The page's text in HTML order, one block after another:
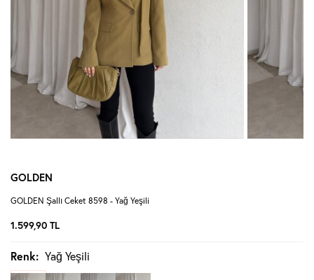
GOLDEN
GOLDEN Şallı Ceket 8598 - Yağ Yeşili
1.599,90 TL
Renk: Yağ Yeşili